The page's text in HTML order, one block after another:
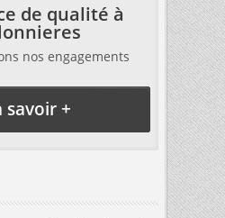
de qualité à
nos engagements
savoir +